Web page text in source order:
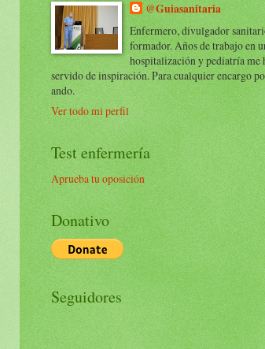
@Guiasanitaria
Enfermero, divulgador
formador. Años de trabajo en
hospitalización y pediatría me
servido de inspiración. Para cualquier encargo
ando.
Ver todo mi perfil
Test enfermería
Aprueba tu oposición
Donativo
Seguidores